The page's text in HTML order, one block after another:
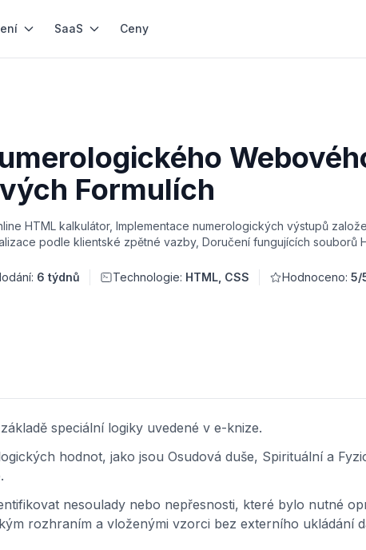
SaaS Ceny
Formulích
HTML kalkulátor, Implementace numerologických výstupů
podle klientské zpětné vazby, Doručení fungujících souborů
6 týdnů Technologie: HTML, CSS Hodnoceno: 5/
speciální logiky uvedené v e-knize.
hodnot, jako jsou Osudová duše, Spirituální a
nesoulady nebo nepřesnosti, které bylo nutné
rozhraním a vloženými vzorci bez externího ukládání